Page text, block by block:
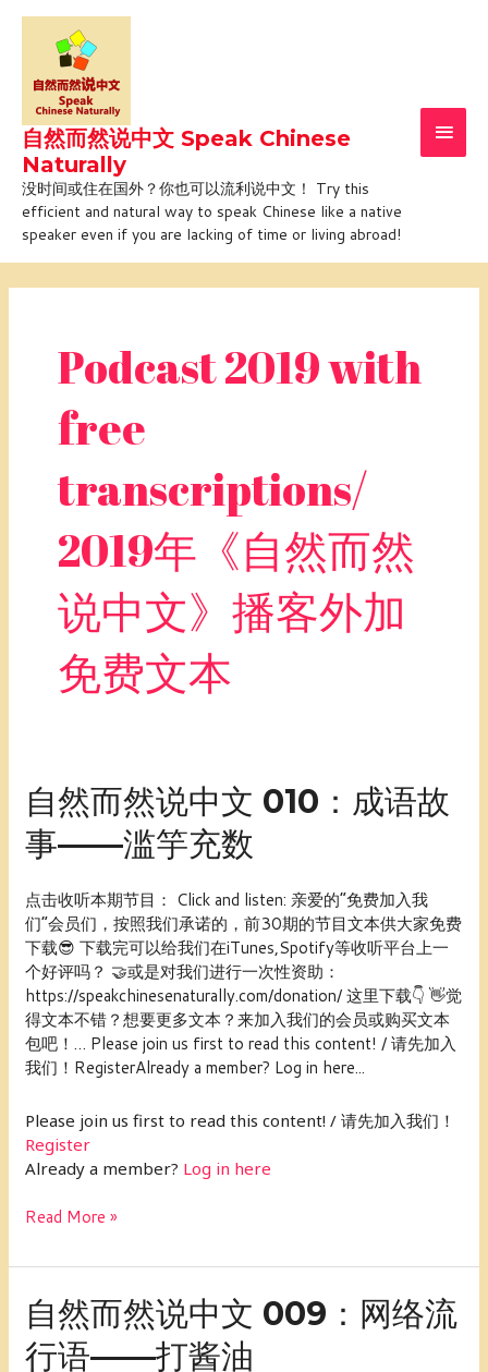
Skip
content
自然而然说中文 Speak Chinese
Naturally
没时间或住在国外？你也可以流利说中文！ Try this
efficient and natural way to speak Chinese like a native
speaker even if you are lacking of time or living abroad!
Podcast 2019 with
free
transcriptions/
2019年《自然而然
说中文》播客外加
免费文本
自然而然说中文 010：成语故
事——滥竽充数
点击收听本期节目： Click and listen: 亲爱的“免费加入我
们”会员们，按照我们承诺的，前30期的节目文本供大家免费
下载😎 下载完可以给我们在iTunes,Spotify等收听平台上一
个好评吗？ 🤝或是对我们进行一次性资助：
https://speakchinesenaturally.com/donation/ 这里下载👇 👋觉
得文本不错？想要更多文本？来加入我们的会员或购买文本
包吧！… Please join us first to read this content! / 请先加入
我们！RegisterAlready a member? Log in here...
Please join us first to read this content! / 请先加入我们！
Register
Already a member? Log in here
自
然
而
然
说
中
文
010：
成
语
故
事
——
竽
充
数
Read More »
自然而然说中文 009：网络流
行语——打酱油
自
然
而